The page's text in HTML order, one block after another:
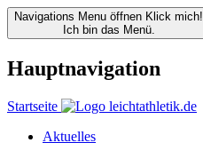
Navigations Menu öffnen Klick mich!
Ich bin das Menü.
Hauptnavigation
Startseite
Aktuelles